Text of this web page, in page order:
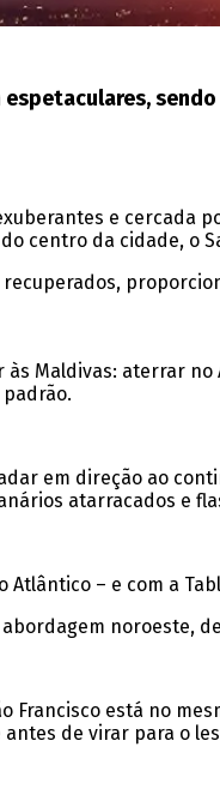
e cercada
centro da cidade, o
às Maldivas: aterrar
em direção ao
atarracados e
Atlântico – e com a
noroeste,
Francisco está no
de virar para o